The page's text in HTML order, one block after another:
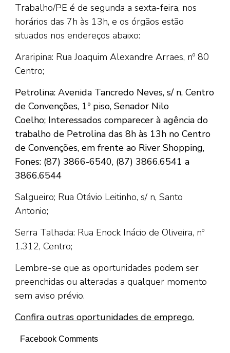
Trabalho/PE é de segunda a sexta-feira, nos
horários das 7h às 13h, e os órgãos estão
situados nos endereços abaixo:
Araripina: Rua Joaquim Alexandre Arraes, nº 80
Centro;
Petrolina: Avenida Tancredo Neves, s/ n, Centro
de Convenções, 1º piso, Senador Nilo
Coelho; Interessados comparecer à agência do
trabalho de Petrolina das 8h às 13h no Centro
de Convenções, em frente ao River Shopping,
Fones: (87) 3866-6540, (87) 3866.6541 a
3866.6544
Salgueiro; Rua Otávio Leitinho, s/ n, Santo
Antonio;
Serra Talhada: Rua Enock Inácio de Oliveira, nº
1.312, Centro;
Lembre-se que as oportunidades podem ser
preenchidas ou alteradas a qualquer momento
sem aviso prévio.
Confira outras oportunidades de emprego.
Facebook Comments